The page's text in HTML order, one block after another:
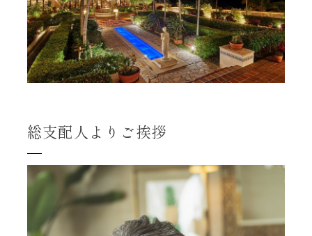
総支配人よりご挨拶